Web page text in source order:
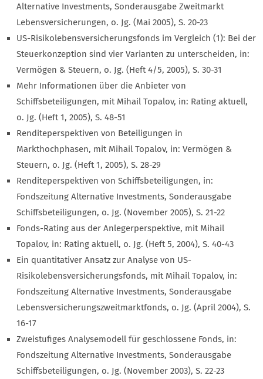
Alternative Investments, Sonderausgabe Zweitmarkt
Lebensversicherungen, o. Jg. (Mai 2005), S. 20-23
US-Risikolebensversicherungsfonds im Vergleich (1): Bei der
Steuerkonzeption sind vier Varianten zu unterscheiden, in:
Vermögen & Steuern, o. Jg. (Heft 4/5, 2005), S. 30-31
Mehr Informationen über die Anbieter von
Schiffsbeteiligungen, mit Mihail Topalov, in: Rating aktuell,
o. Jg. (Heft 1, 2005), S. 48-51
Renditeperspektiven von Beteiligungen in
Markthochphasen, mit Mihail Topalov, in: Vermögen &
Steuern, o. Jg. (Heft 1, 2005), S. 28-29
Renditeperspektiven von Schiffsbeteiligungen, in:
Fondszeitung Alternative Investments, Sonderausgabe
Schiffsbeteiligungen, o. Jg. (November 2005), S. 21-22
Fonds-Rating aus der Anlegerperspektive, mit Mihail
Topalov, in: Rating aktuell, o. Jg. (Heft 5, 2004), S. 40-43
Ein quantitativer Ansatz zur Analyse von US-
Risikolebensversicherungsfonds, mit Mihail Topalov, in:
Fondszeitung Alternative Investments, Sonderausgabe
Lebensversicherungszweitmarktfonds, o. Jg. (April 2004), S.
16-17
Zweistufiges Analysemodell für geschlossene Fonds, in:
Fondszeitung Alternative Investments, Sonderausgabe
Schiffsbeteiligungen, o. Jg. (November 2003), S. 22-23